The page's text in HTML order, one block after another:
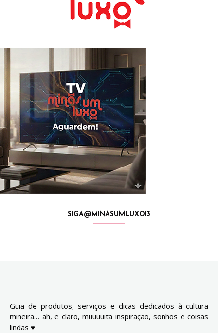
SIGA@MINASUMLUXO13
Guia de produtos, serviços e dicas dedicados à cultura
mineira… ah, e claro, muuuuita inspiração, sonhos e coisas
lindas ♥